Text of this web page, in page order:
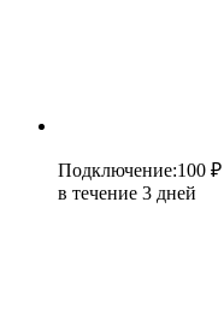
Подключение:100 ₽
в течение 3 дней